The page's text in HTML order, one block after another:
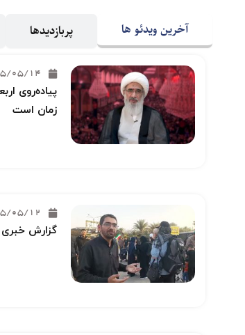
آخرین ویدئو ها پربازدیدها
05/14
پیاده‌روی
زمان است
05/12
گزارش خبری